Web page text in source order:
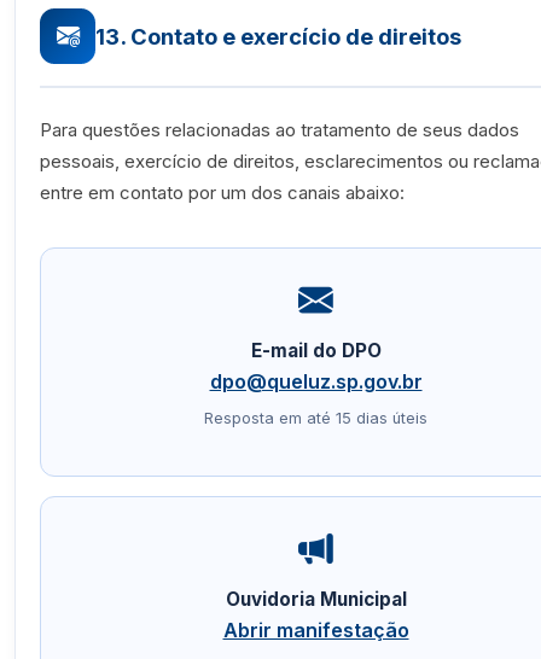
13. Contato e exercício de direitos
Para questões relacionadas ao tratamento de seus dados
pessoais, exercício de direitos, esclarecimentos ou
entre em contato por um dos canais abaixo:
E-mail do DPO
dpo@queluz.sp.gov.br
Resposta em até 15 dias úteis
Ouvidoria Municipal
Abrir manifestação